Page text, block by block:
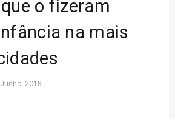
o fizeram
na mais
2018